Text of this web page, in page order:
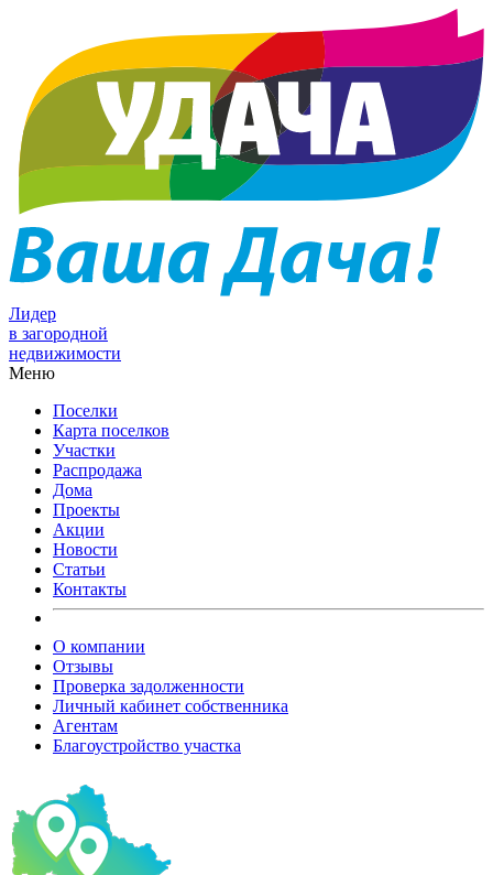
Лидер
в загородной
недвижимости
Меню
Поселки
Карта поселков
Участки
Распродажа
Дома
Проекты
Акции
Новости
Статьи
Контакты
О компании
Отзывы
Проверка задолженности
Личный кабинет собственника
Агентам
Благоустройство участка